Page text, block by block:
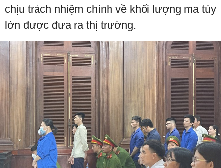
chịu trách nhiệm chính về khối lượng ma túy
lớn được đưa ra thị trường.